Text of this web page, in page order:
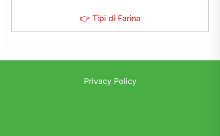
👉 Tipi di Farina
Privacy Policy